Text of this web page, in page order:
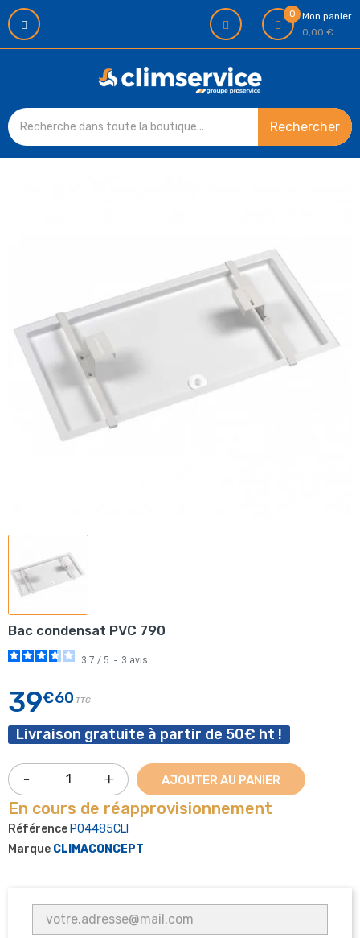
0
Mon panier
0,00 €
Rechercher
Bac condensat PVC 790
3.7 / 5 - 3 avis
39€60 TTC
Livraison gratuite à partir de 50€ ht !
AJOUTER AU PANIER
En cours de réapprovisionnement
Référence P04485CLI
Marque CLIMACONCEPT